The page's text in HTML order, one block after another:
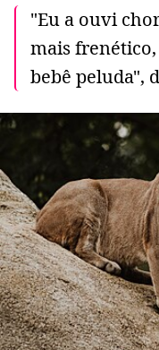
"Eu a ouvi
mais
bebê peluda",